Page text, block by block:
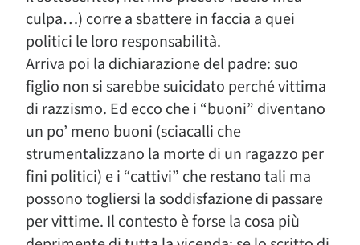
culpa…) corre a sbattere in faccia a quei
politici le loro responsabilità.
Arriva poi la dichiarazione del padre: suo
figlio non si sarebbe suicidato perché vittima
di razzismo. Ed ecco che i “buoni” diventano
un po’ meno buoni (sciacalli che
strumentalizzano la morte di un ragazzo per
fini politici) e i “cattivi” che restano tali ma
possono togliersi la soddisfazione di passare
per vittime. Il contesto è forse la cosa più